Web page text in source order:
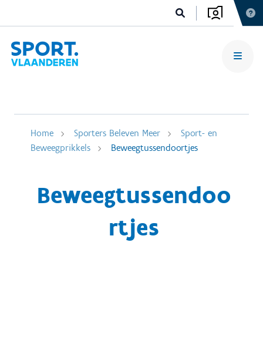
Home Sporters Beleven Meer
Sport- en
Beweegprikkels
Beweegtussendoortjes
Beweegtussendoo
rtjes